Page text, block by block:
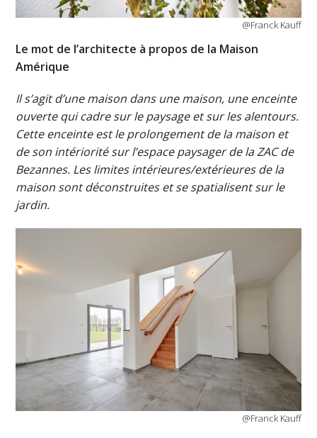
@Franck Kauff
Le mot de l’architecte à propos de la Maison
Amérique
Il s’agit d’une maison dans une maison, une enceinte
ouverte qui cadre sur le paysage et sur les alentours.
Cette enceinte est le prolongement de la maison et
de son intériorité sur l’espace paysager de la ZAC de
Bezannes. Les limites intérieures/extérieures de la
maison sont déconstruites et se spatialisent sur le
jardin.
@Franck Kauff